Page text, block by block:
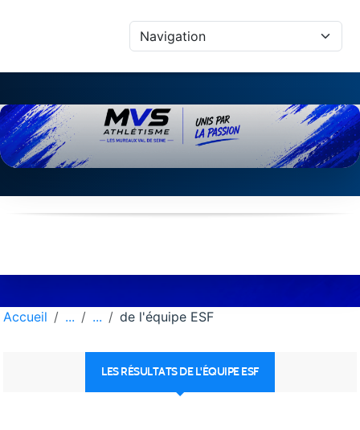
Accueil de l'équipe ESF
LES RÉSULTATS DE L'ÉQUIPE ESF